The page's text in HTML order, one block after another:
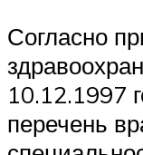
Согласно
10.12.1997
перечень